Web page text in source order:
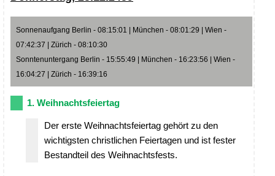
Sonnenaufgang Berlin - 08:15:01 | München - 08:01:29 | Wien -
07:42:37 | Zürich - 08:10:30
Sonntenuntergang Berlin - 15:55:49 | München - 16:23:56 | Wien -
16:04:27 | Zürich - 16:39:16
1. Weihnachtsfeiertag
Der erste Weihnachtsfeiertag gehört zu den
wichtigsten christlichen Feiertagen und ist fester
Bestandteil des Weihnachtsfests.